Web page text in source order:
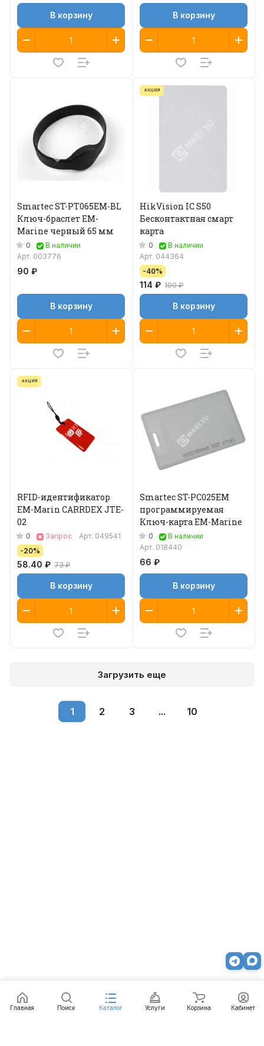
В корзину В корзину
Smartec ST-PT065EM-BL
Ключ-браслет EM-
Marine черный 65 мм
0
В наличии
Арт. 003776
90 ₽
В корзину
АКЦИЯ
HikVision IC S50
Бесконтактная смарт
карта
0
В наличии
Арт. 044364
-40%
114 ₽ 190 ₽
В корзину
АКЦИЯ
RFID-идентификатор
EM-Marin CARRDEX JTE-
02
0 Запрос Арт. 049541
-20%
58.40 ₽ 73 ₽
В корзину
Smartec ST-PC025EM
программируемая
Ключ-карта EM-Marine
0
В наличии
Арт. 018440
66 ₽
В корзину
Загрузить еще
1 2 3 ... 10
Главная Поиск Каталог Услуги Корзина Кабинет